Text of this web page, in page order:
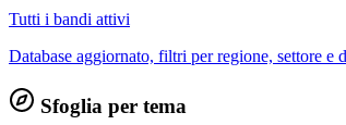
Tutti i bandi attivi
Database aggiornato, filtri per regione, settore e
Sfoglia per tema